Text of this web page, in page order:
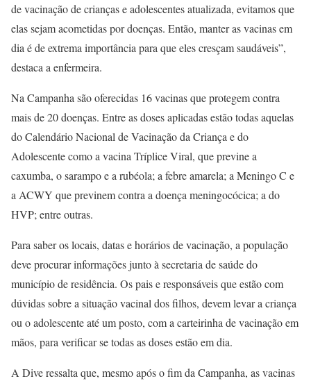
de vacinação de crianças e adolescentes atualizada, evitamos que
elas sejam acometidas por doenças. Então, manter as vacinas em
dia é de extrema importância para que eles cresçam saudáveis”,
destaca a enfermeira.
Na Campanha são oferecidas 16 vacinas que protegem contra
mais de 20 doenças. Entre as doses aplicadas estão todas aquelas
do Calendário Nacional de Vacinação da Criança e do
Adolescente como a vacina Tríplice Viral, que previne a
caxumba, o sarampo e a rubéola; a febre amarela; a Meningo C e
a ACWY que previnem contra a doença meningocócica; a do
HVP; entre outras.
Para saber os locais, datas e horários de vacinação, a população
deve procurar informações junto à secretaria de saúde do
município de residência. Os pais e responsáveis que estão com
dúvidas sobre a situação vacinal dos filhos, devem levar a criança
ou o adolescente até um posto, com a carteirinha de vacinação em
mãos, para verificar se todas as doses estão em dia.
A Dive ressalta que, mesmo após o fim da Campanha, as vacinas